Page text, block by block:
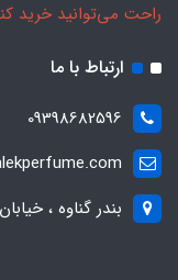
راحت می‌توانید خرید
ارتباط با ما
09398682596
بندر گناوه ،